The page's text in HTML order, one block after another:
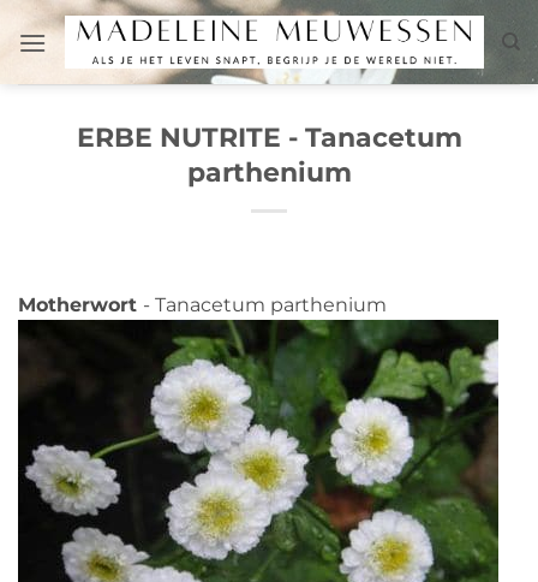
contenuti
ERBE NUTRITE - Tanacetum
parthenium
Motherwort - Tanacetum parthenium